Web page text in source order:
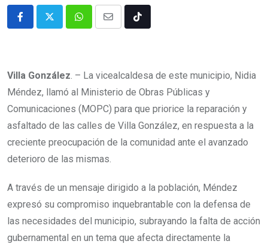
Villa González. – La vicealcaldesa de este municipio, Nidia
Méndez, llamó al Ministerio de Obras Públicas y
Comunicaciones (MOPC) para que priorice la reparación y
asfaltado de las calles de Villa González, en respuesta a la
creciente preocupación de la comunidad ante el avanzado
deterioro de las mismas.
A través de un mensaje dirigido a la población, Méndez
expresó su compromiso inquebrantable con la defensa de
las necesidades del municipio, subrayando la falta de acción
gubernamental en un tema que afecta directamente la